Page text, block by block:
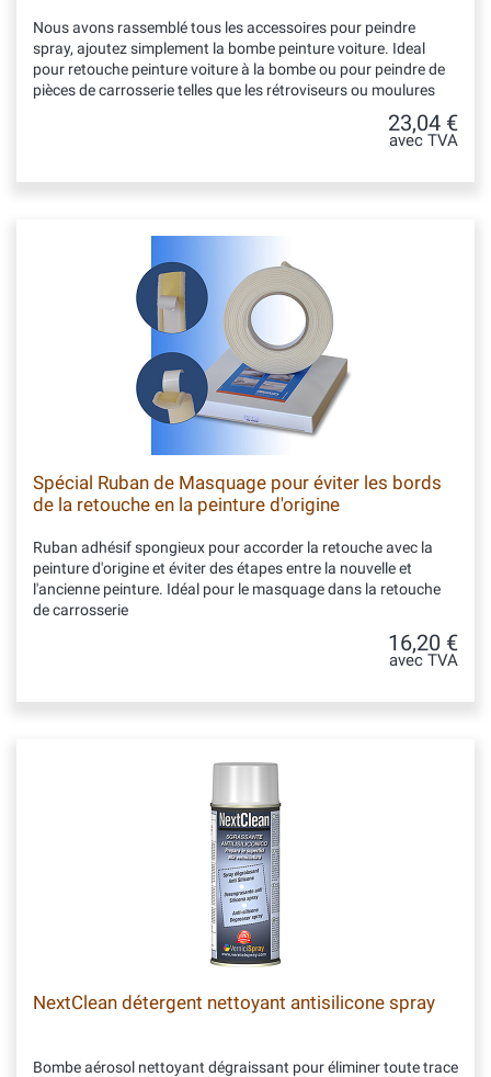
Nous avons rassemblé tous les accessoires pour peindre
spray, ajoutez simplement la bombe peinture voiture. Ideal
pour retouche peinture voiture à la bombe ou pour peindre de
pièces de carrosserie telles que les rétroviseurs ou moulures
23,04 €
avec TVA
Spécial Ruban de Masquage pour éviter les bords
de la retouche en la peinture d'origine
Ruban adhésif spongieux pour accorder la retouche avec la
peinture d'origine et éviter des étapes entre la nouvelle et
l'ancienne peinture. Idéal pour le masquage dans la retouche
de carrosserie
16,20 €
avec TVA
NextClean détergent nettoyant antisilicone spray
Bombe aérosol nettoyant dégraissant pour éliminer toute trace